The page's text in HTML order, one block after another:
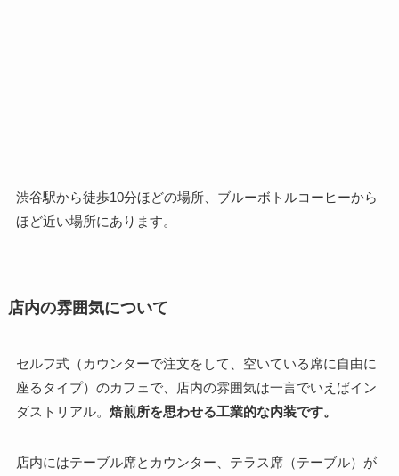
渋谷駅から徒歩10分ほどの場所、ブルーボトルコーヒーから
ほど近い場所にあります。
店内の雰囲気について
セルフ式（カウンターで注文をして、空いている席に自由に
座るタイプ）のカフェで、店内の雰囲気は一言でいえばイン
ダストリアル。 焙煎所を思わせる工業的な内装です。
店内にはテーブル席とカウンター、テラス席（テーブル）が